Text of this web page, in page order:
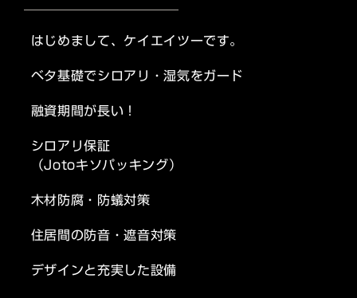
はじめまして、ケイエイツーです。
ベタ基礎でシロアリ・湿気をガード
融資期間が長い！
シロアリ保証
（Jotoキソパッキング）
木材防腐・防蟻対策
住居間の防音・遮音対策
デザインと充実した設備